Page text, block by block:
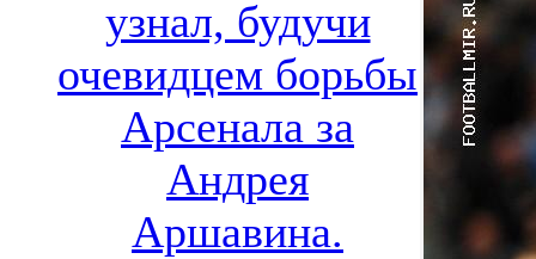
узнал, будучи
очевидцем борьбы
Арсенала за
Андрея
Аршавина.